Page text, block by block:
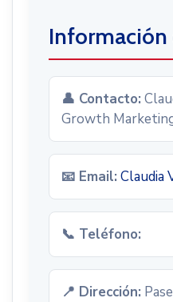
Información
👤 Contacto:
Growth
📧 Email: Claudia
📞 Teléfono:
📍 Dirección: